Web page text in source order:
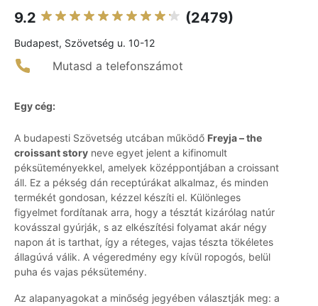
9.2 (2479)
Budapest, Szövetség u. 10-12
Mutasd a telefonszámot
Egy cég:
A budapesti Szövetség utcában működő Freyja – the
croissant story neve egyet jelent a kifinomult
péksüteményekkel, amelyek középpontjában a croissant
áll. Ez a pékség dán receptúrákat alkalmaz, és minden
termékét gondosan, kézzel készíti el. Különleges
figyelmet fordítanak arra, hogy a tésztát kizárólag natúr
kovásszal gyúrják, s az elkészítési folyamat akár négy
napon át is tarthat, így a réteges, vajas tészta tökéletes
állagúvá válik. A végeredmény egy kívül ropogós, belül
puha és vajas péksütemény.
Az alapanyagokat a minőség jegyében választják meg: a